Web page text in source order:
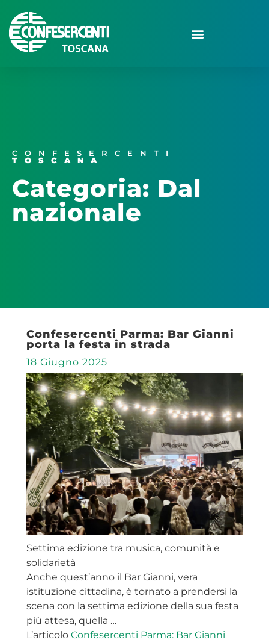
CONFESERCENTI
TOSCANA
Categoria: Dal
nazionale
Confesercenti Parma: Bar Gianni
porta la festa in strada
18 Giugno 2025
Settima edizione tra musica, comunità e
solidarietà
Anche quest’anno il Bar Gianni, vera
istituzione cittadina, è tornato a prendersi la
scena con la settima edizione della sua festa
più attesa, quella …
L’articoloConfesercenti Parma: Bar Gianni